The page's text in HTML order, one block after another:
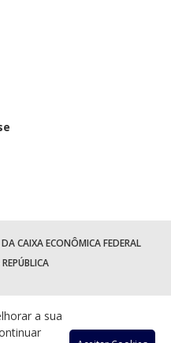
CAIXA ECONÔMICA FEDERAL
a sua